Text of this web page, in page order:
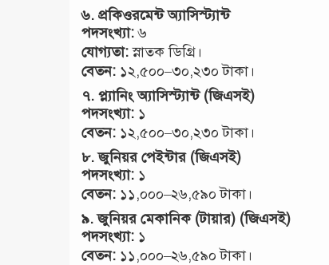
৬. প্রকিওরমেন্ট অ্যাসিস্ট্যান্ট
পদসংখ্যা:৬
যোগ্যতা:স্নাতক ডিগ্রি।
বেতন: ১২,৫০০–৩০,২৩০ টাকা।
৭. প্ল্যানিং অ্যাসিস্ট্যান্ট (জিএসই)
পদসংখ্যা: ১
বেতন: ১২,৫০০–৩০,২৩০ টাকা।
৮.জুনিয়র পেইন্টার (জিএসই)
পদসংখ্যা: ১
বেতন: ১১,০০০–২৬,৫৯০ টাকা।
৯.জুনিয়র মেকানিক (টায়ার) (জিএসই)
পদসংখ্যা: ১
বেতন: ১১,০০০–২৬,৫৯০ টাকা।